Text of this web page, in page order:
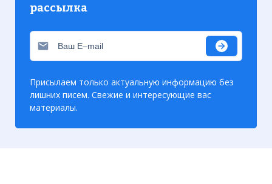
рассылка
Присылаем только актуальную информацию без
лишних писем. Свежие и интересующие вас
материалы.